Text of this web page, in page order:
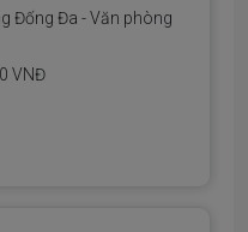
Đống Đa - Văn phòng
VNĐ